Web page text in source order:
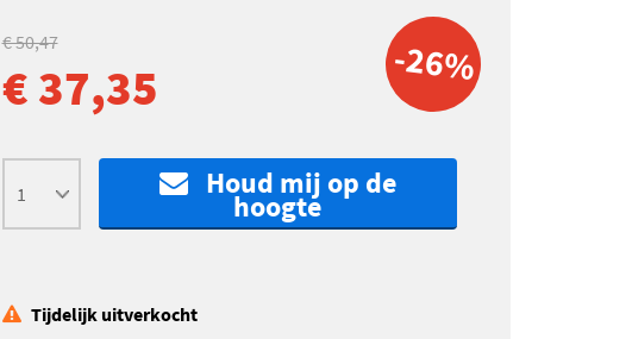
-26%
€ 50,47
€ 37,35
Houd mij op de
hoogte
Tijdelijk uitverkocht